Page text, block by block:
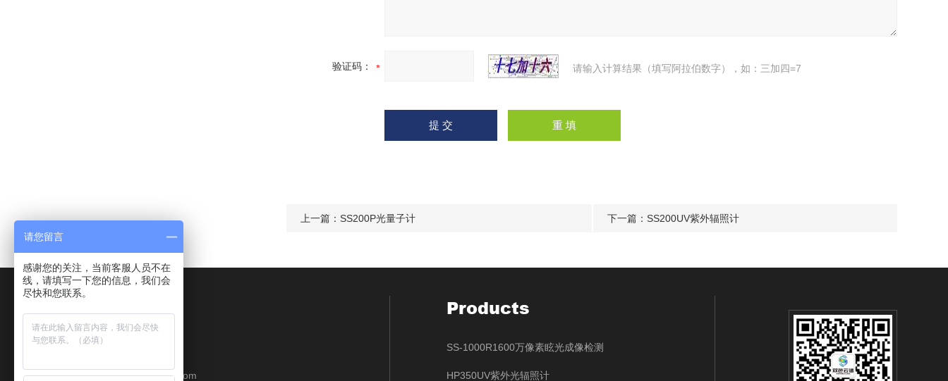
验证码： 请输入计算结果（填写阿拉伯数字），如：三加四=7
上一篇： SS200P光量子计 下一篇： SS200UV紫外辐照计
Contact Us
QQ：24448278
邮箱：liqindi@hzsszn.com
Products
SS-1000R1600万像素眩光成像检测
HP350UV紫外光辐照计
请您留言
感谢您的关注，当前客服人员不在
线，请填写一下您的信息，我们会
尽快和您联系。